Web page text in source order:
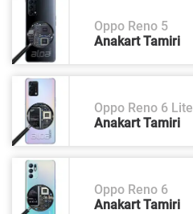
Oppo Reno 5
Anakart Tamiri
Oppo Reno 6 Lite
Anakart Tamiri
Oppo Reno 6
Anakart Tamiri